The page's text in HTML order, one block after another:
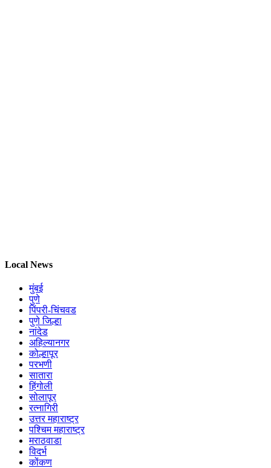
Local News
मुंबई
पुणे
पिंपरी-चिंचवड
पुणे जिल्हा
नांदेड
अहिल्यानगर
कोल्हापूर
परभणी
सातारा
हिंगोली
सोलापूर
रत्नागिरी
उत्तर महाराष्ट्र
पश्चिम महाराष्ट्र
मराठवाडा
विदर्भ
कोंकण